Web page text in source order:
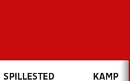
Hvad vil du søge efter?
SPILLESTED KAMP